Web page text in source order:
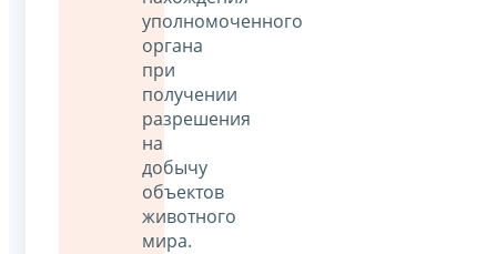
уполномоченного
органа
при
получении
разрешения
на
добычу
объектов
животного
мира.